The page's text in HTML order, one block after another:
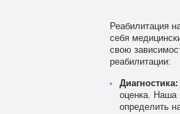
Реабилитация
себя
свою
реабилитации:
Диагностика:
оценка. Наша
определить